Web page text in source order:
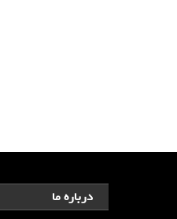
درباره ما